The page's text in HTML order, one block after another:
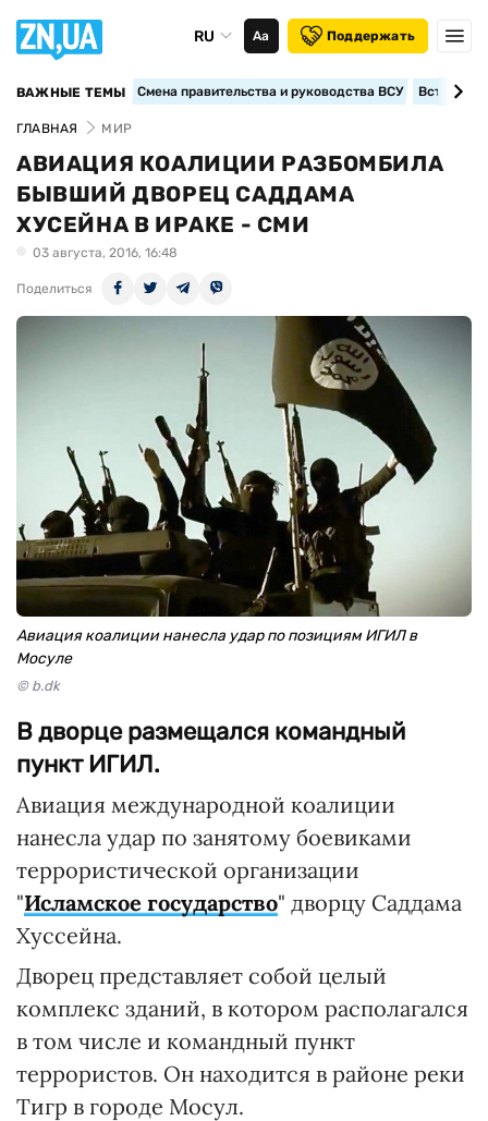
RU Аа Поддержать
ВАЖНЫЕ ТЕМЫ Смена правительства и руководства ВСУ
ГЛАВНАЯ МИР
АВИАЦИЯ КОАЛИЦИИ РАЗБОМБИЛА
БЫВШИЙ ДВОРЕЦ САДДАМА
ХУСЕЙНА В ИРАКЕ - СМИ
03 августа, 2016, 16:48
Поделиться
Авиация коалиции нанесла удар по позициям ИГИЛ в
Мосуле
© b.dk
В дворце размещался командный
пункт ИГИЛ.
Авиация международной коалиции
нанесла удар по занятому боевиками
террористической организации
"Исламское государство" дворцу Саддама
Хуссейна.
Дворец представляет собой целый
комплекс зданий, в котором располагался
в том числе и командный пункт
террористов. Он находится в районе реки
Тигр в городе Мосул.